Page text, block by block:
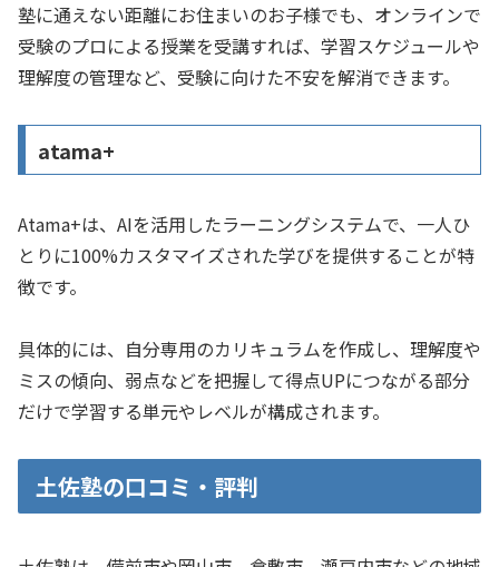
塾に通えない距離にお住まいのお子様でも、オンラインで
受験のプロによる授業を受講すれば、学習スケジュールや
理解度の管理など、受験に向けた不安を解消できます。
atama+
Atama+は、AIを活用したラーニングシステムで、一人ひ
とりに100%カスタマイズされた学びを提供することが特
徴です。
具体的には、自分専用のカリキュラムを作成し、理解度や
ミスの傾向、弱点などを把握して得点UPにつながる部分
だけで学習する単元やレベルが構成されます。
土佐塾の口コミ・評判